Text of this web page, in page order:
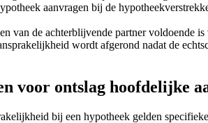
aanvragen bij de
van de achterblijvende partner voldoende
wordt afgerond nadat de
voor ontslag hoofdelijke
bij een hypotheek gelden